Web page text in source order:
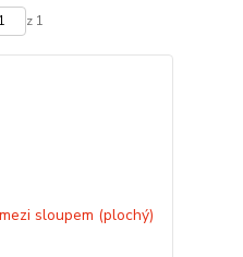
z 1